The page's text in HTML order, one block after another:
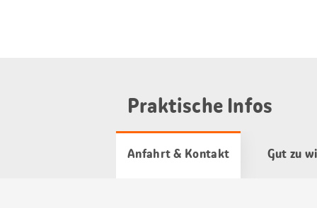
Praktische Infos
Anfahrt & Kontakt Gut zu